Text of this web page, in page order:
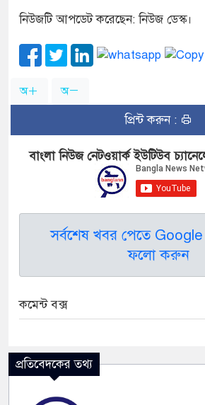
নিউজটি আপডেট করেছেন: নিউজ ডেস্ক।
অ অ
প্রিন্ট করুন :
বাংলা নিউজ নেটওয়ার্ক ইউটিউব
সর্বশেষ খবর পেতে
ফলো করুন
কমেন্ট বক্স
প্রতিবেদকের তথ্য